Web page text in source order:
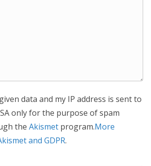
data and my IP address is sent to
only for the purpose of spam
the Akismet program.More
and GDPR.